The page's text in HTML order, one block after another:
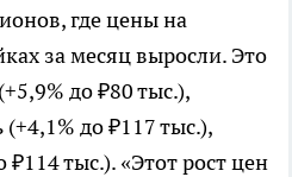
где цены на
за месяц выросли. Это
до ₽80 тыс.),
до ₽117 тыс.),
тыс.). «Этот рост цен